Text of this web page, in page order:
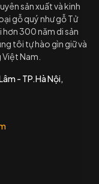
sản xuất và kinh
gỗ quý như gỗ Tử
hơn 300 năm di sản
tôi tự hào gìn giữ và
Nam.
- TP.Hà Nội,